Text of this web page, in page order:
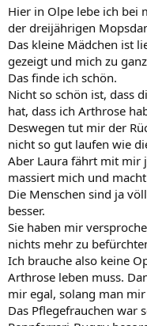
Hier in Olpe lebe ich bei
der dreijährigen
Das kleine Mädchen ist
gezeigt und mich zu
Das finde ich schön.
Nicht so schön ist, dass
hat, dass ich Arthrose
Deswegen tut mir der
nicht so gut laufen wie
Aber Laura fährt mit mir
massiert mich und
Die Menschen sind ja
besser.
Sie haben mir
nichts mehr zu
Ich brauche also keine
Arthrose leben muss.
mir egal, solang man
Das Pflegefrauchen war